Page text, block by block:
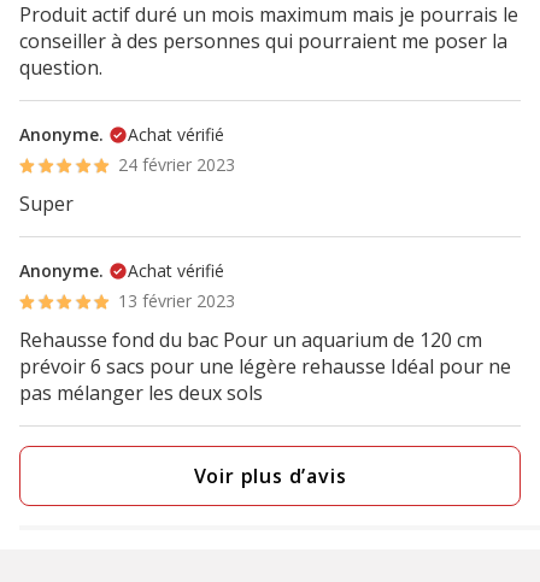
Produit actif duré un mois maximum mais je pourrais le
conseiller à des personnes qui pourraient me poser la
question.
Anonyme.
Achat vérifié
24 février 2023
Super
Anonyme.
Achat vérifié
13 février 2023
Rehausse fond du bac Pour un aquarium de 120 cm
prévoir 6 sacs pour une légère rehausse Idéal pour ne
pas mélanger les deux sols
Voir plus d’avis